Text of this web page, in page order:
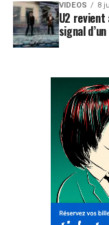
VIDEOS 8
U2 revient
signal